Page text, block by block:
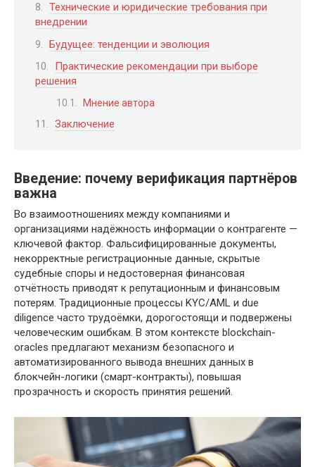
Технические и юридические требования при
внедрении
Будущее: тенденции и эволюция
Практические рекомендации при выборе
решения
Мнение автора
Заключение
Введение: почему верификация партнёров
важна
Во взаимоотношениях между компаниями и
организациями надёжность информации о контрагенте —
ключевой фактор. Фальсифицированные документы,
некорректные регистрационные данные, скрытые
судебные споры и недостоверная финансовая
отчётность приводят к репутационным и финансовым
потерям. Традиционные процессы KYC/AML и due
diligence часто трудоёмки, дорогостоящи и подвержены
человеческим ошибкам. В этом контексте blockchain-
oracles предлагают механизм безопасного и
автоматизированного вывода внешних данных в
блокчейн-логики (смарт-контракты), повышая
прозрачность и скорость принятия решений.